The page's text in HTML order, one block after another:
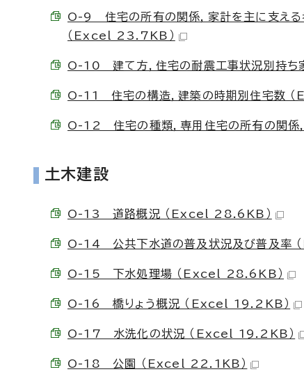
O-9 住宅の所有の関係，家計を主に支える
（Excel 23.7KB）
O-10 建て方，住宅の耐震工事状況別持
O-11 住宅の構造，建築の時期別住宅数
O-12 住宅の種類，専用住宅の所有の関係
土木建設
O-13 道路概況 （Excel 28.6KB）
O-14 公共下水道の普及状況及び普及率
O-15 下水処理場 （Excel 28.6KB）
O-16 橋りょう概況 （Excel 19.2KB）
O-17 水洗化の状況 （Excel 19.2KB）
O-18 公園 （Excel 22.1KB）